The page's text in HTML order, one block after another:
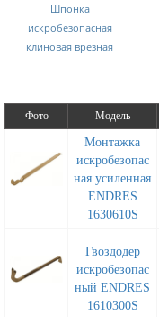
Шпонка
искробезопасная
клиновая врезная
Фото Модель
Монтажка
искробезопас
ная усиленная
ENDRES
1630610S
Гвоздодер
искробезопас
ный ENDRES
1610300S